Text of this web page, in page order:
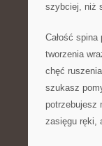
szybciej, niż
Całość
tworzenia
chęć
szukasz
potrzebujesz
zasięgu ręki,